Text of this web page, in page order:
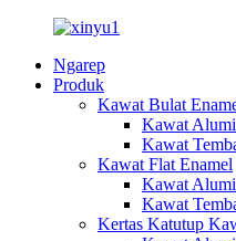
Ngarep
Produk
Kawat Bulat
Kawat
Kawat
Kawat Flat Enamel
Kawat
Kawat
Kertas Katutup